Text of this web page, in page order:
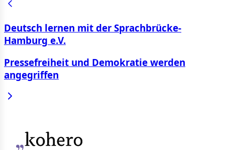
Deutsch lernen mit der Sprachbrücke-
Hamburg e.V.
Pressefreiheit und Demokratie werden
angegriffen